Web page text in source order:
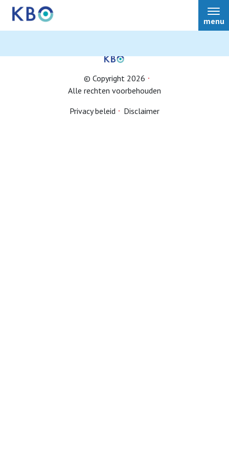
menu
© Copyright 2026
Alle rechten voorbehouden
Privacy beleid
Disclaimer